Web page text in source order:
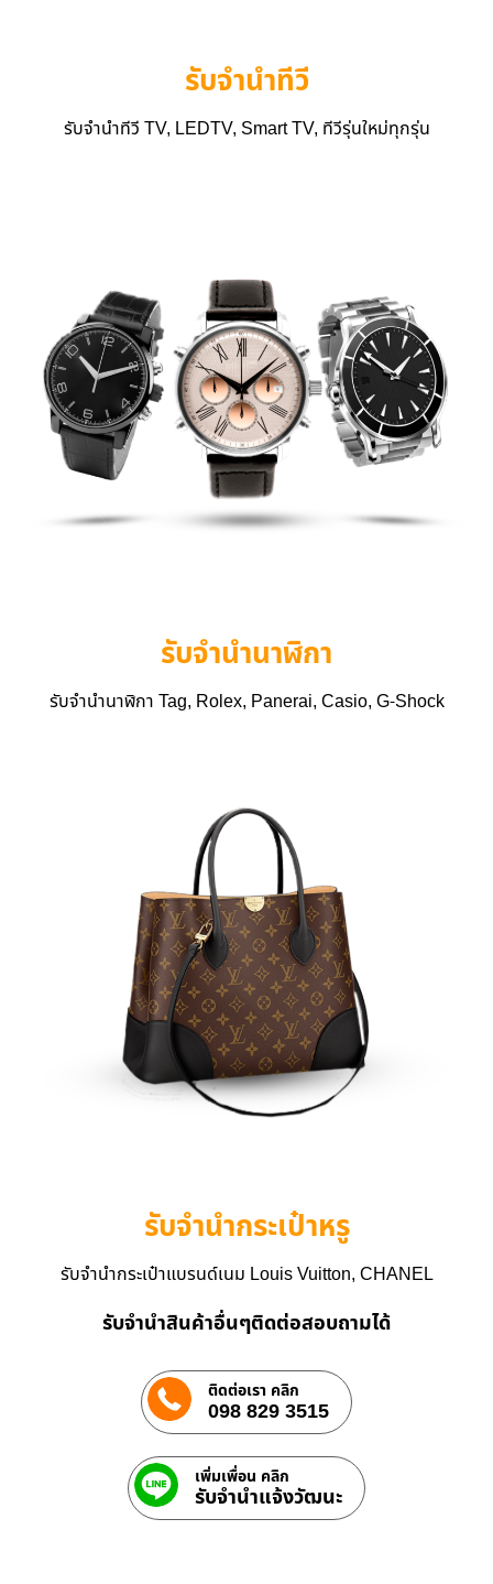
รับจำนำทีวี
รับจำนำทีวี TV, LEDTV, Smart TV, ทีวีรุ่นใหม่ทุกรุ่น
รับจำนำนาฬิกา
รับจำนำนาฬิกา Tag, Rolex, Panerai, Casio, G-Shock
รับจำนำกระเป๋าหรู
รับจำนำกระเป๋าแบรนด์เนม Louis Vuitton, CHANEL
รับจำนำสินค้าอื่นๆติดต่อสอบถามได้
ติดต่อเรา คลิก
098 829 3515
เพิ่มเพื่อน คลิก
รับจํานําแจ้งวัฒนะ